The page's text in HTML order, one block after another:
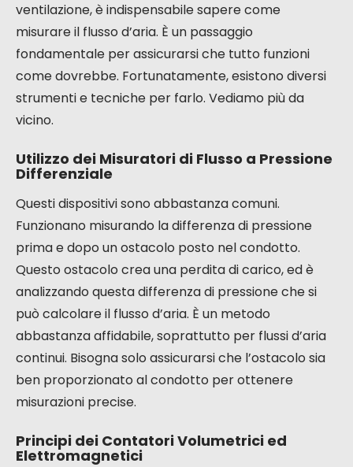
ventilazione, è indispensabile sapere come
misurare il flusso d’aria. È un passaggio
fondamentale per assicurarsi che tutto funzioni
come dovrebbe. Fortunatamente, esistono diversi
strumenti e tecniche per farlo. Vediamo più da
vicino.
Utilizzo dei Misuratori di Flusso a Pressione
Differenziale
Questi dispositivi sono abbastanza comuni.
Funzionano misurando la differenza di pressione
prima e dopo un ostacolo posto nel condotto.
Questo ostacolo crea una perdita di carico, ed è
analizzando questa differenza di pressione che si
può calcolare il flusso d’aria. È un metodo
abbastanza affidabile, soprattutto per flussi d’aria
continui. Bisogna solo assicurarsi che l’ostacolo sia
ben proporzionato al condotto per ottenere
misurazioni precise.
Principi dei Contatori Volumetrici ed
Elettromagnetici